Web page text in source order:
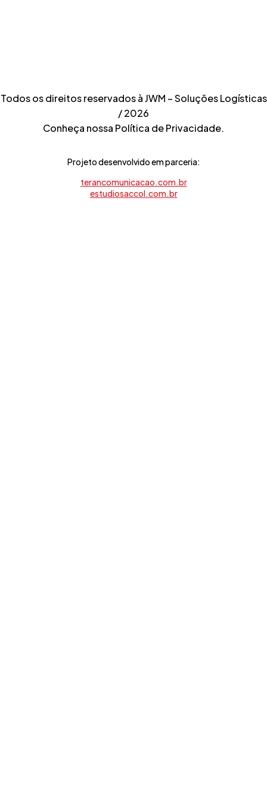
Todos os direitos reservados à JWM – Soluções Logísticas
/ 2026
Conheça nossa Política de Privacidade.
Projeto desenvolvido em parceria:
terancomunicacao.com.br
estudiosaccol.com.br